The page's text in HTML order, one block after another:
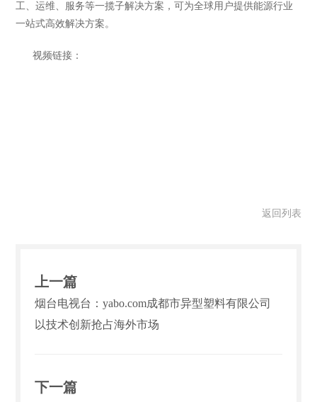
工、运维、服务等一揽子解决方案，可为全球用户提供能源行业
一站式高效解决方案。
视频链接：
返回列表
上一篇
烟台电视台：yabo.com成都市异型塑料有限公司
以技术创新抢占海外市场
下一篇